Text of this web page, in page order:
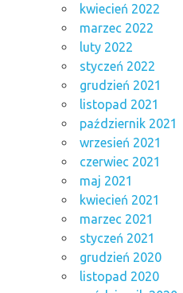
kwiecień 2022
marzec 2022
luty 2022
styczeń 2022
grudzień 2021
listopad 2021
październik 2021
wrzesień 2021
czerwiec 2021
maj 2021
kwiecień 2021
marzec 2021
styczeń 2021
grudzień 2020
listopad 2020